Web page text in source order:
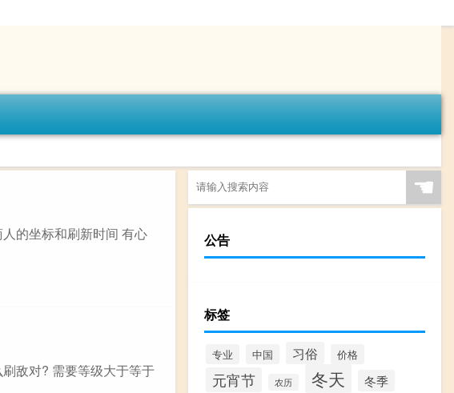
的坐标和刷新时间 有心
敌对? 需要等级大于等于
☚
公告
标签
专业 中国 习俗 价格
元宵节 农历 冬天 冬季